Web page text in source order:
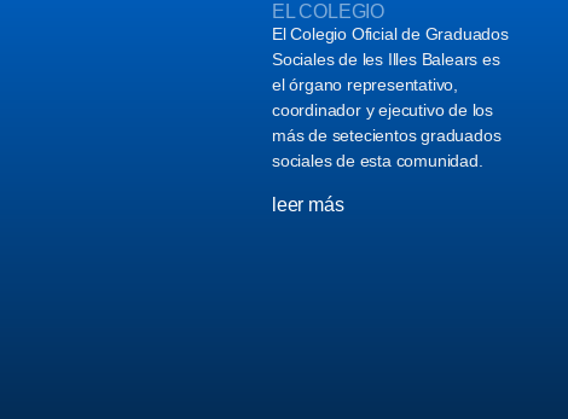
EL COLEGIO
El Colegio Oficial de Graduados
Sociales de les Illes Balears es
el órgano representativo,
coordinador y ejecutivo de los
más de setecientos graduados
sociales de esta comunidad.
leer más